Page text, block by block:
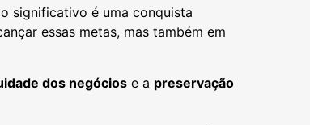
significativo é uma conquista
essas metas, mas também em
dos negócios e a preservação